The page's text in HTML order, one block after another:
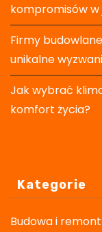
kompromisów w
Firmy
unikalne
Jak wybrać
komfort życia?
Kategorie
Budowa i remont